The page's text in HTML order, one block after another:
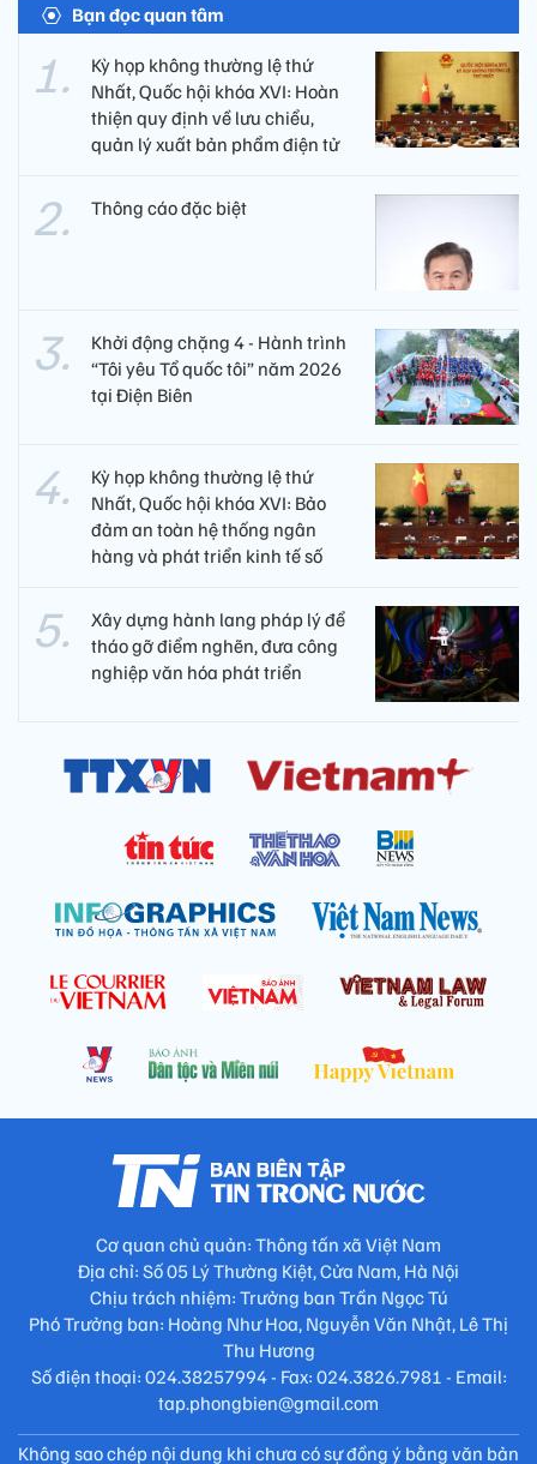
Bạn đọc quan tâm
Kỳ họp không thường lệ thứ
Nhất, Quốc hội khóa XVI: Hoàn
thiện quy định về lưu chiểu,
quản lý xuất bản phẩm điện tử
Thông cáo đặc biệt
Khởi động chặng 4 - Hành trình
“Tôi yêu Tổ quốc tôi” năm 2026
tại Điện Biên
Kỳ họp không thường lệ thứ
Nhất, Quốc hội khóa XVI: Bảo
đảm an toàn hệ thống ngân
hàng và phát triển kinh tế số
Xây dựng hành lang pháp lý để
tháo gỡ điểm nghẽn, đưa công
nghiệp văn hóa phát triển
Cơ quan chủ quản: Thông tấn xã Việt Nam
Địa chỉ: Số 05 Lý Thường Kiệt, Cửa Nam, Hà Nội
Chịu trách nhiệm: Trưởng ban Trần Ngọc Tú
Phó Trưởng ban: Hoàng Như Hoa, Nguyễn Văn Nhật, Lê Thị
Thu Hương
Số điện thoại: 024.38257994 - Fax: 024.3826.7981 - Email:
tap.phongbien@gmail.com
Không sao chép nội dung khi chưa có sự đồng ý bằng văn bản